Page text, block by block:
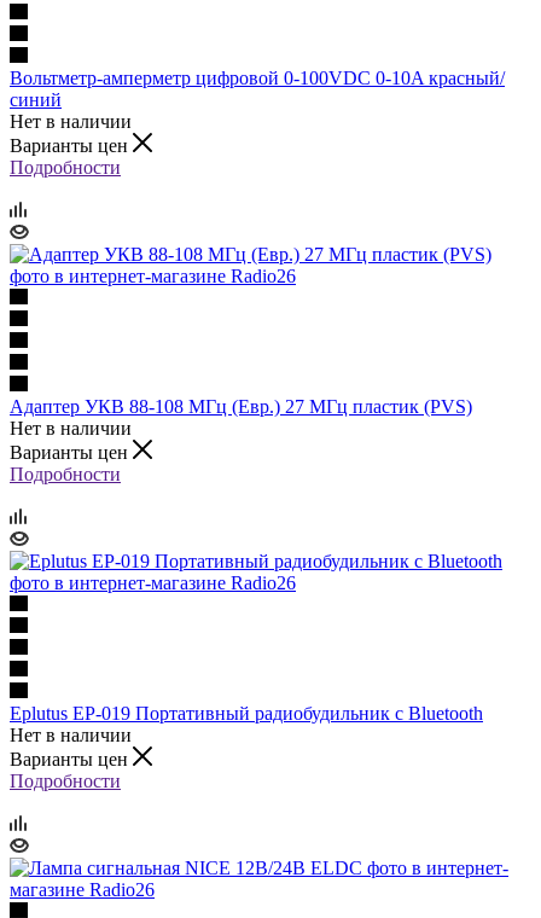
Вольтметр-амперметр цифровой 0-100VDC 0-10A красный/
синий
Нет в наличии
Варианты цен
Подробности
Адаптер УКВ 88-108 МГц (Евр.) 27 МГц пластик (PVS)
Нет в наличии
Варианты цен
Подробности
Eplutus EP-019 Портативный радиобудильник с Bluetooth
Нет в наличии
Варианты цен
Подробности